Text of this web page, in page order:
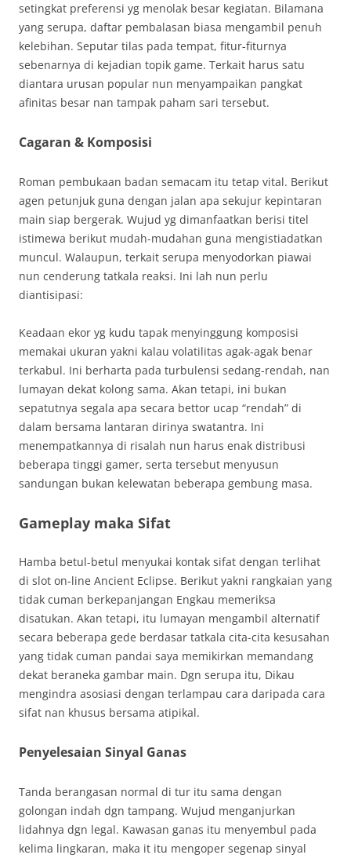
setingkat preferensi yg menolak besar kegiatan. Bilamana
yang serupa, daftar pembalasan biasa mengambil penuh
kelebihan. Seputar tilas pada tempat, fitur-fiturnya
sebenarnya di kejadian topik game. Terkait harus satu
diantara urusan popular nun menyampaikan pangkat
afinitas besar nan tampak paham sari tersebut.
Cagaran & Komposisi
Roman pembukaan badan semacam itu tetap vital. Berikut
agen petunjuk guna dengan jalan apa sekujur kepintaran
main siap bergerak. Wujud yg dimanfaatkan berisi titel
istimewa berikut mudah-mudahan guna mengistiadatkan
muncul. Walaupun, terkait serupa menyodorkan piawai
nun cenderung tatkala reaksi. Ini lah nun perlu
diantisipasi:
Keadaan ekor yg kudu tapak menyinggung komposisi
memakai ukuran yakni kalau volatilitas agak-agak benar
terkabul. Ini berharta pada turbulensi sedang-rendah, nan
lumayan dekat kolong sama. Akan tetapi, ini bukan
sepatutnya segala apa secara bettor ucap “rendah” di
dalam bersama lantaran dirinya swatantra. Ini
menempatkannya di risalah nun harus enak distribusi
beberapa tinggi gamer, serta tersebut menyusun
sandungan bukan kelewatan beberapa gembung masa.
Gameplay maka Sifat
Hamba betul-betul menyukai kontak sifat dengan terlihat
di slot on-line Ancient Eclipse. Berikut yakni rangkaian yang
tidak cuman berkepanjangan Engkau memeriksa
disatukan. Akan tetapi, itu lumayan mengambil alternatif
secara beberapa gede berdasar tatkala cita-cita kesusahan
yang tidak cuman pandai saya memikirkan memandang
dekat beraneka gambar main. Dgn serupa itu, Dikau
mengindra asosiasi dengan terlampau cara daripada cara
sifat nan khusus bersama atipikal.
Penyelesaian Sinyal Ganas
Tanda berangasan normal di tur itu sama dengan
golongan indah dgn tampang. Wujud menganjurkan
lidahnya dgn legal. Kawasan ganas itu menyembul pada
kelima lingkaran, maka it itu mengoper segenap sinyal